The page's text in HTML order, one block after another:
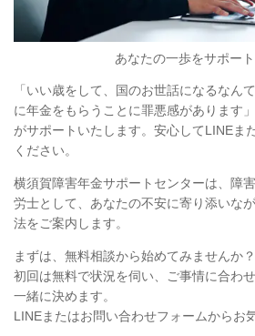
あなたの一歩をサポー
「いい歳をして、国のお世話になるなん
に年金をもらうことに罪悪感があります」
がサポートいたします。安心してLINEま
ください。
横須賀障害年金サポートセンターは、障
労士として、あなたの不安に寄り添いな
法をご案内します。
まずは、無料相談から始めてみませんか？
初回は無料で状況を伺い、ご事情に合わ
一緒に決めます。
LINEまたはお問い合わせフォームからお